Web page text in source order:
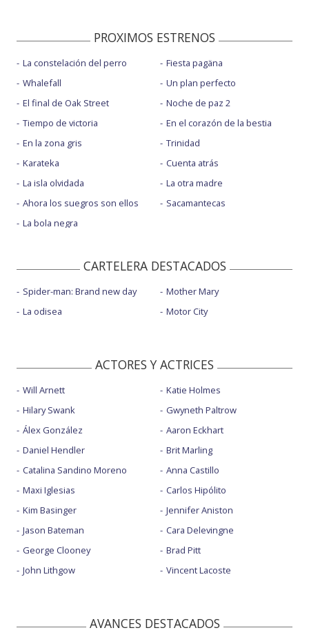
PROXIMOS ESTRENOS
La constelación del perro
Whalefall
El final de Oak Street
Tiempo de victoria
En la zona gris
Karateka
La isla olvidada
Ahora los suegros son ellos
La bola negra
Fiesta pagäna
Un plan perfecto
Noche de paz 2
En el corazón de la bestia
Trinidad
Cuenta atrás
La otra madre
Sacamantecas
CARTELERA DESTACADOS
Spider-man: Brand new day
La odisea
Mother Mary
Motor City
ACTORES Y ACTRICES
Will Arnett
Hilary Swank
Álex González
Daniel Hendler
Catalina Sandino Moreno
Maxi Iglesias
Kim Basinger
Jason Bateman
George Clooney
John Lithgow
Katie Holmes
Gwyneth Paltrow
Aaron Eckhart
Brit Marling
Anna Castillo
Carlos Hipólito
Jennifer Aniston
Cara Delevingne
Brad Pitt
Vincent Lacoste
AVANCES DESTACADOS